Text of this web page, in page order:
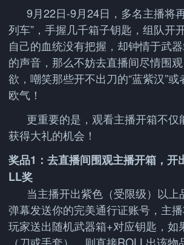
9月22日-9月24日，多名主播将
列车”，手握几千箱子钥匙，组队开
自己的血统没有把握，却钟情于武器
的声音，那么不妨去直播间尽情围
欲，嘲笑那些开不出刀的“蓝紫汉”或
欧气！
更重要的是，观看主播开箱不仅
获得大礼的机会！
奖品1：去直播间围观主播开箱，开
LL奖
当主播开出紫色（受限级）以上
弹幕发送你的完美通行证账号，主
玩家送出随机武器箱+对应钥匙，如
（刀或手套），则直接ROLL出该物